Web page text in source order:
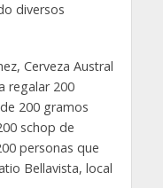
diversos
Cerveza Austral
regalar 200
200 gramos
schop de
personas que
Bellavista, local